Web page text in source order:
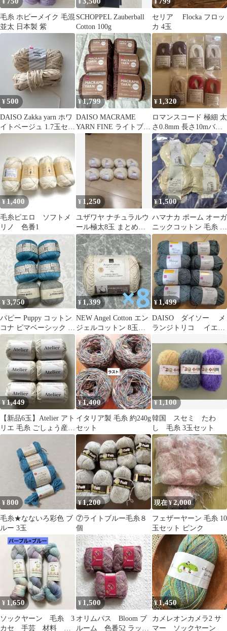
¥
毛糸 ホビーメイク 毛混
並太 日本製 紫
¥
SCHOPPEL Zauberball
Cotton 100g
¥
セリア Flocka フロッ
カ 4玉
¥500
DAISO Zakka yarn ホワ
イトベージュ 1.7玉セッ
ト
¥1,799
DAISO MACRAME
YARN FINE ライトブラ
ウン 6玉セット
¥ 1,320
ロマンスコード 極細 太
さ0.8mm 長さ10mバラ
売り可
¥ 1,400
毛糸ピエロ ソフトメ
リノ 色番1
¥ 1,250
ユザワヤ ナチュラルウ
ール極太8玉 まとめ売
り
¥1,500
ハマナカ ポーム オーガ
ニックコットン 毛糸 2
種セット
¥3,750
パピー Puppy コットン
コナ ピマベーシック 毛
糸まとめ売り 6玉
¥1,399
NEW Angel Cotton エン
ジェルコットン 8玉セ
ット
¥1,499
DAISO ダイソー メ
ランジトリコ イエロ
¥ 1,449
【新品6玉】Atelier アト
リエ 毛糸 ごしょう産業
綿 コットン 色番2
¥1,400
イタリア製 毛糸 約240g
セット
¥1,100
韓国 スセミ たわ
し 毛糸 3玉セット
¥800
毛糸★なないろ彩色 ブ
ルー 3玉
¥ 1,200
⑦ライトブルー毛糸８
個
現在 ¥2,000
フェザーヤーン 毛糸 10
玉セット ピンク
¥ 1,650
ソックヤーン 毛糸 3
カセ 手芸 材料 カ
¥ 1,500
オリムパス Bloom ブ
ルーム 色番52 ラッセ
¥1,450
カメレオンカメラ2 サ
マー ソックヤーン